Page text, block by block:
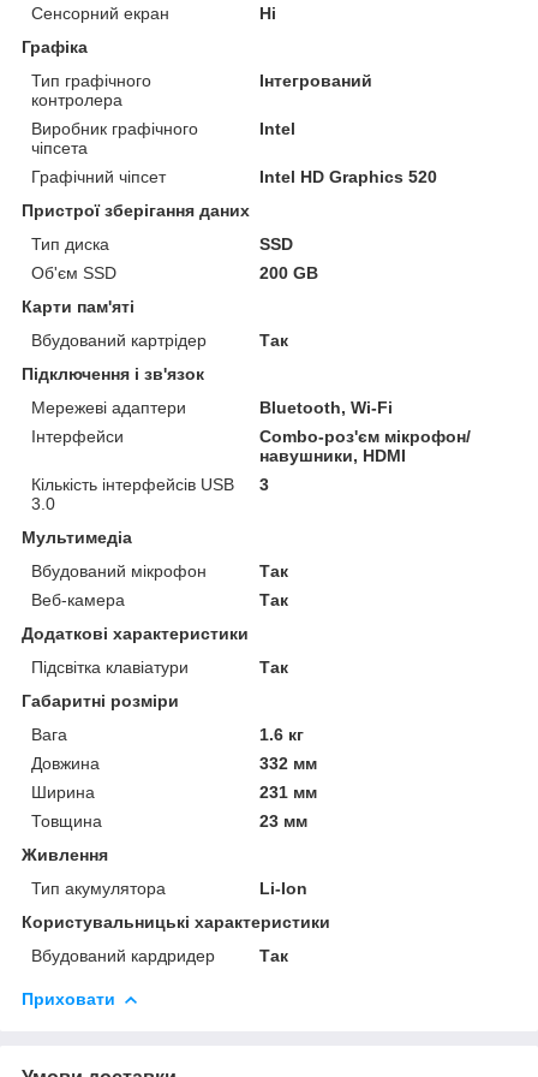
Сенсорний екран
Ні
Графіка
Тип графічного
контролера
Інтегрований
Виробник графічного
чіпсета
Intel
Графічний чіпсет
Intel HD Graphics 520
Пристрої зберігання даних
Тип диска
SSD
Об'єм SSD
200 GB
Карти пам'яті
Вбудований картрідер
Так
Підключення і зв'язок
Мережеві адаптери
Bluetooth, Wi-Fi
Інтерфейси
Combo-роз'єм мікрофон/
навушники, HDMI
Кількість інтерфейсів USB
3.0
3
Мультимедіа
Вбудований мікрофон
Так
Веб-камера
Так
Додаткові характеристики
Підсвітка клавіатури
Так
Габаритні розміри
Вага
1.6 кг
Довжина
332 мм
Ширина
231 мм
Товщина
23 мм
Живлення
Тип акумулятора
Li-Ion
Користувальницькі характеристики
Вбудований кардридер
Так
Приховати